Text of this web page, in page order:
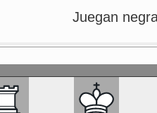
Juegan